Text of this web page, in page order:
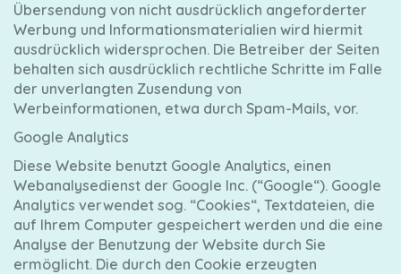
Übersendung von nicht ausdrücklich angeforderter
Werbung und Informationsmaterialien wird hiermit
ausdrücklich widersprochen. Die Betreiber der Seiten
behalten sich ausdrücklich rechtliche Schritte im Falle
der unverlangten Zusendung von
Werbeinformationen, etwa durch Spam-Mails, vor.
Google Analytics
Diese Website benutzt Google Analytics, einen
Webanalysedienst der Google Inc. (“Google“). Google
Analytics verwendet sog. “Cookies“, Textdateien, die
auf Ihrem Computer gespeichert werden und die eine
Analyse der Benutzung der Website durch Sie
ermöglicht. Die durch den Cookie erzeugten